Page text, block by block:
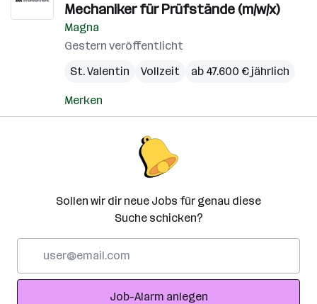
Mechaniker für Prüfstände (m/w/x)
Magna
Gestern veröffentlicht
St. Valentin
Vollzeit ab 47.600 € jährlich
Merken
Sollen wir dir neue Jobs für genau diese
Suche schicken?
Adresse
Job-Alarm anlegen